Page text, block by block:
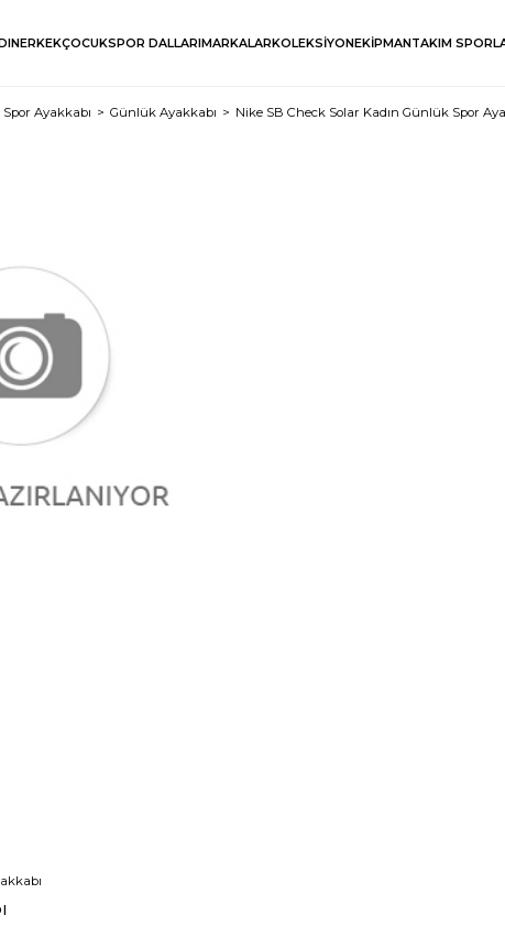
ERKEKÇOCUKSPOR DALLARIMARKALARKOLEKSİYONEKİPMANTAKIM
Spor Ayakkabı Günlük Ayakkabı Nike SB Check Solar Kadın Günlük Spor